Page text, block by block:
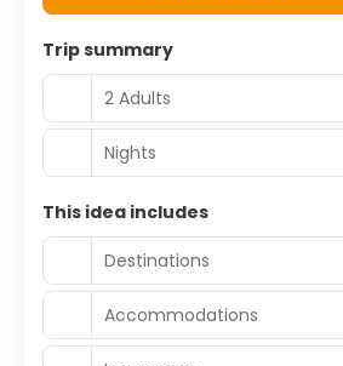
Trip summary
2 Adults
Nights
This idea includes
Destinations
Accommodations